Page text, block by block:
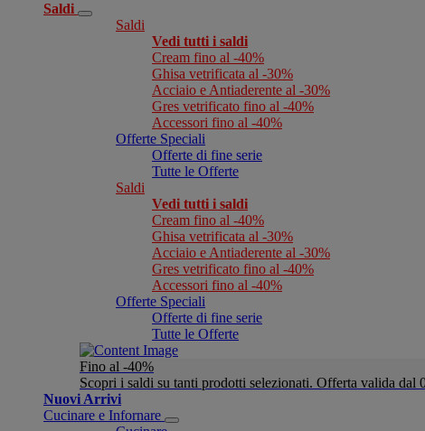
Saldi
Saldi
Vedi tutti i saldi
Cream fino al -40%
Ghisa vetrificata al -30%
Acciaio e Antiaderente al -30%
Gres vetrificato fino al -40%
Accessori fino al -40%
Offerte Speciali
Offerte di fine serie
Tutte le Offerte
Saldi
Vedi tutti i saldi
Cream fino al -40%
Ghisa vetrificata al -30%
Acciaio e Antiaderente al -30%
Gres vetrificato fino al -40%
Accessori fino al -40%
Offerte Speciali
Offerte di fine serie
Tutte le Offerte
Fino al -40%
Scopri i saldi su tanti prodotti selezionati. Offerta valida dal
Nuovi Arrivi
Cucinare e Infornare